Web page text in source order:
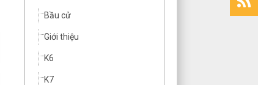
Bầu cử
Giới thiệu
K6
K7